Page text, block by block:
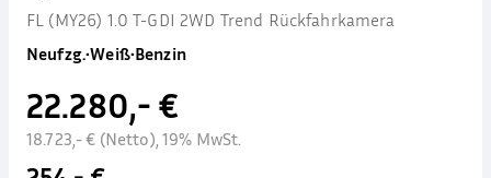
FL (MY26) 1.0 T-GDI 2WD Trend Rückfahrkamera
Neufzg.•Weiß•Benzin
22.280,- €
18.723,- € (Netto), 19% MwSt.